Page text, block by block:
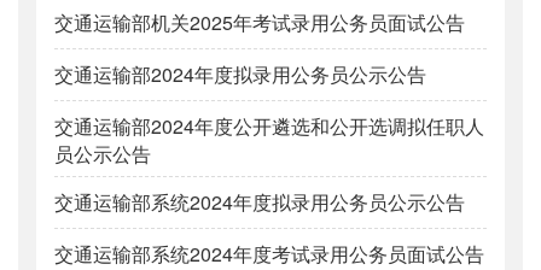
交通运输部机关2025年考试录用公务员面试公告
交通运输部2024年度拟录用公务员公示公告
交通运输部2024年度公开遴选和公开选调拟任职人
员公示公告
交通运输部系统2024年度拟录用公务员公示公告
交通运输部系统2024年度考试录用公务员面试公告